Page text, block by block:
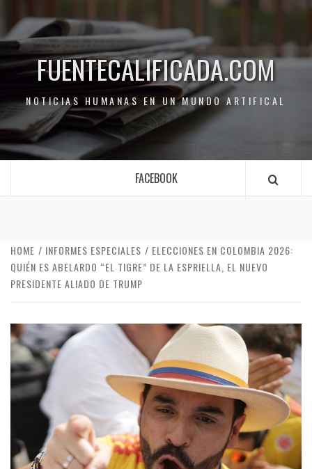
FUENTECALIFICADA.COM
NOTICIAS HUMANAS EN UN MUNDO ARTIFICAL
FACEBOOK
HOME INFORMES ESPECIALES
ELECCIONES EN COLOMBIA 2026:
QUIÉN ES ABELARDO “EL TIGRE” DE LA ESPRIELLA, EL NUEVO
PRESIDENTE ALIADO DE TRUMP